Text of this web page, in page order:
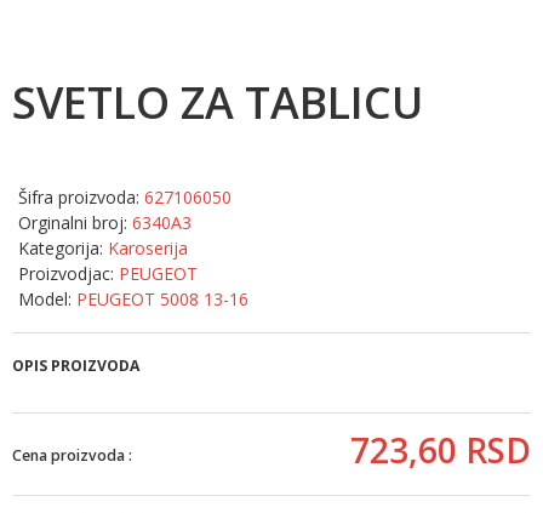
SVETLO ZA TABLICU
Šifra proizvoda: 627106050
Orginalni broj: 6340A3
Kategorija: Karoserija
Proizvodjac: PEUGEOT
Model: PEUGEOT 5008 13-16
OPIS PROIZVODA
Cena proizvoda : 723,60 RSD